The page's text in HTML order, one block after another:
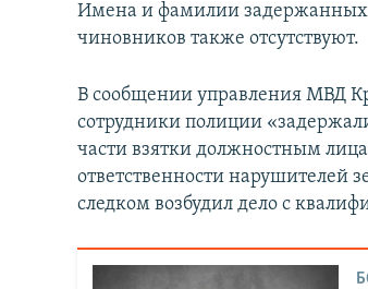
Имена и фамилии задержанных
чиновников также отсутствуют.
В сообщении управления МВД
сотрудники полиции
части взятки должностным
ответственности нарушителей
следком возбудил дело с